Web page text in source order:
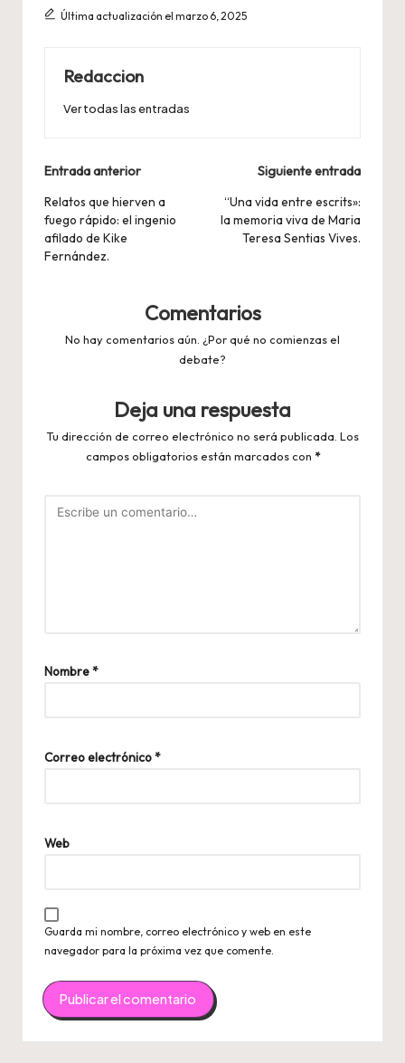
Última actualización el marzo 6, 2025
Redaccion
Ver todas las entradas
Navegación
de
entradas
Entrada anterior
Relatos que hierven a
fuego rápido: el ingenio
afilado de Kike
Fernández.
Siguiente entrada
“Una vida entre escrits»:
la memoria viva de Maria
Teresa Sentias Vives.
Comentarios
No hay comentarios aún. ¿Por qué no comienzas el
debate?
Deja una respuesta
Tu dirección de correo electrónico no será publicada. Los
campos obligatorios están marcados con *
Nombre*
Correo electrónico*
Web
Guarda mi nombre, correo electrónico y web en este
navegador para la próxima vez que comente.